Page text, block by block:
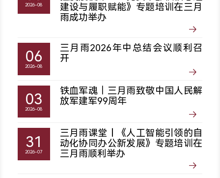
2026-08
建设与履职赋能》专题培训在三月
雨成功举办
06
2026-08
三月雨2026年中总结会议顺利召
开
03
2026-08
铁血军魂｜三月雨致敬中国人民解
放军建军99周年
31
2026-07
三月雨课堂丨《人工智能引领的自
动化协同办公新发展》专题培训在
三月雨顺利举办